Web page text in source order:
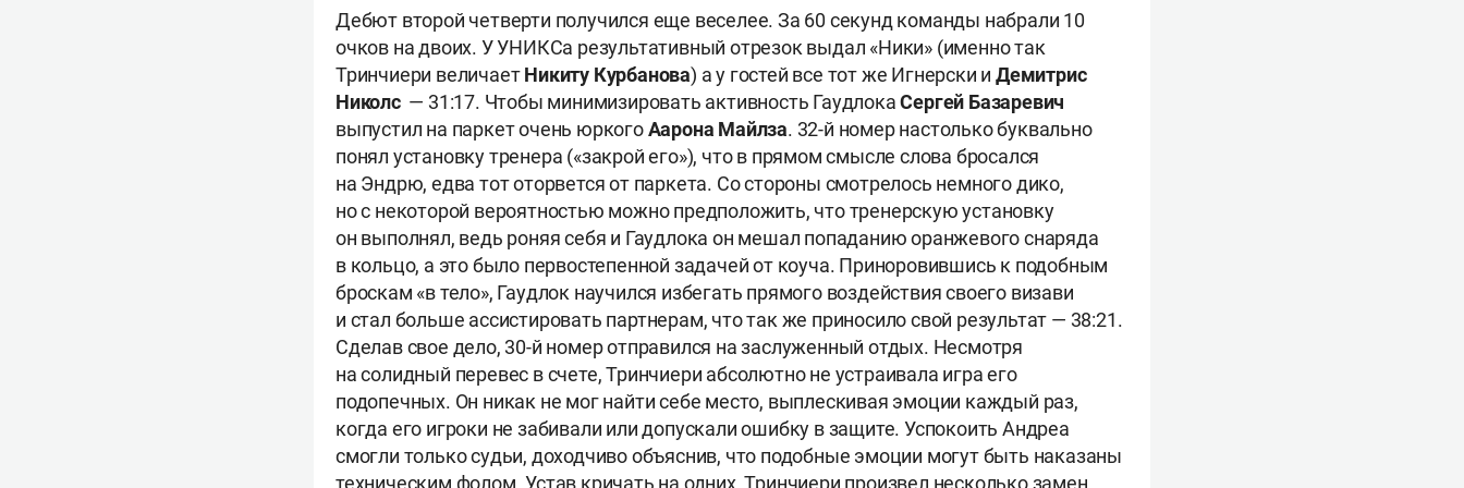
Дебют второй четверти получился еще веселее. За 60 секунд команды набрали 10
очков на двоих. У УНИКСа результативный отрезок выдал «Ники» (именно так
Тринчиери величаетНикиту Курбанова) а у гостей все тот же Игнерски иДемитрис
Николс — 31:17. Чтобы минимизировать активность ГаудлокаСергей Базаревич
выпустил на паркет очень юркогоАарона Майлза. 32-й номер настолько буквально
понял установку тренера («закрой его»), что в прямом смысле слова бросался
на Эндрю, едва тот оторвется от паркета. Со стороны смотрелось немного дико,
но с некоторой вероятностью можно предположить, что тренерскую установку
он выполнял, ведь роняя себя и Гаудлока он мешал попаданию оранжевого снаряда
в кольцо, а это было первостепенной задачей от коуча. Приноровившись к подобным
броскам «в тело», Гаудлок научился избегать прямого воздействия своего визави
и стал больше ассистировать партнерам, что так же приносило свой результат — 38:21.
Сделав свое дело, 30-й номер отправился на заслуженный отдых. Несмотря
на солидный перевес в счете, Тринчиери абсолютно не устраивала игра его
подопечных. Он никак не мог найти себе место, выплескивая эмоции каждый раз,
когда его игроки не забивали или допускали ошибку в защите. Успокоить Андреа
смогли только судьи, доходчиво объяснив, что подобные эмоции могут быть наказаны
техническим фолом. Устав кричать на одних, Тринчиери произвел несколько замен,